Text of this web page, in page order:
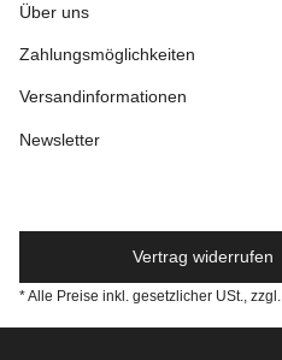
Über uns
Zahlungsmöglichkeiten
Versandinformationen
Newsletter
Vertrag widerrufen
* Alle Preise inkl. gesetzlicher USt., zzgl.